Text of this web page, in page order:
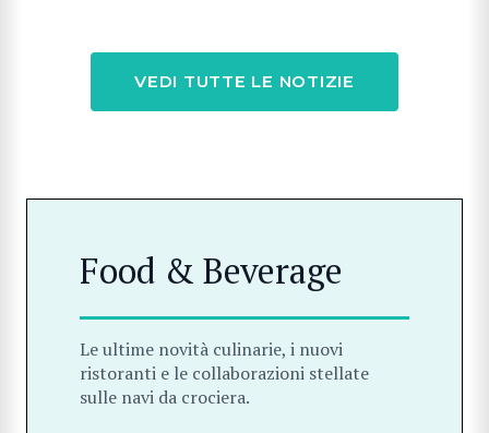
VEDI TUTTE LE NOTIZIE
Food & Beverage
Le ultime novità culinarie, i nuovi
ristoranti e le collaborazioni stellate
sulle navi da crociera.